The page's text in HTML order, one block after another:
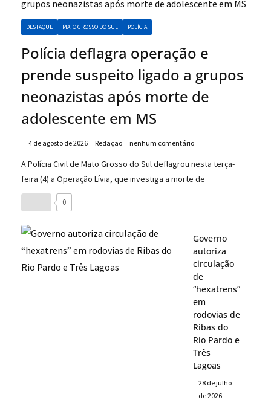
DESTAQUE MATO GROSSO DO SUL POLÍCIA
Polícia deflagra operação e
prende suspeito ligado a grupos
neonazistas após morte de
adolescente em MS
4 de agosto de 2026 Redação nenhum comentário
A Polícia Civil de Mato Grosso do Sul deflagrou nesta terça-
feira (4) a Operação Lívia, que investiga a morte de
0
Governo
autoriza
circulação
de
“hexatrens”
em
rodovias de
Ribas do
Rio Pardo e
Três
Lagoas
28 de julho
de 2026